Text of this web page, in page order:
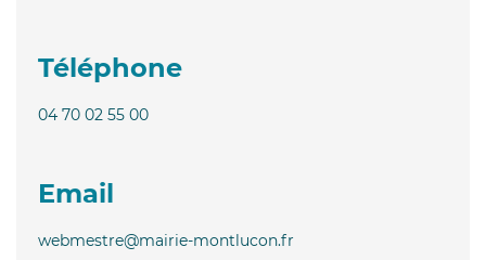
Téléphone
04 70 02 55 00
Email
webmestre@mairie-montlucon.fr